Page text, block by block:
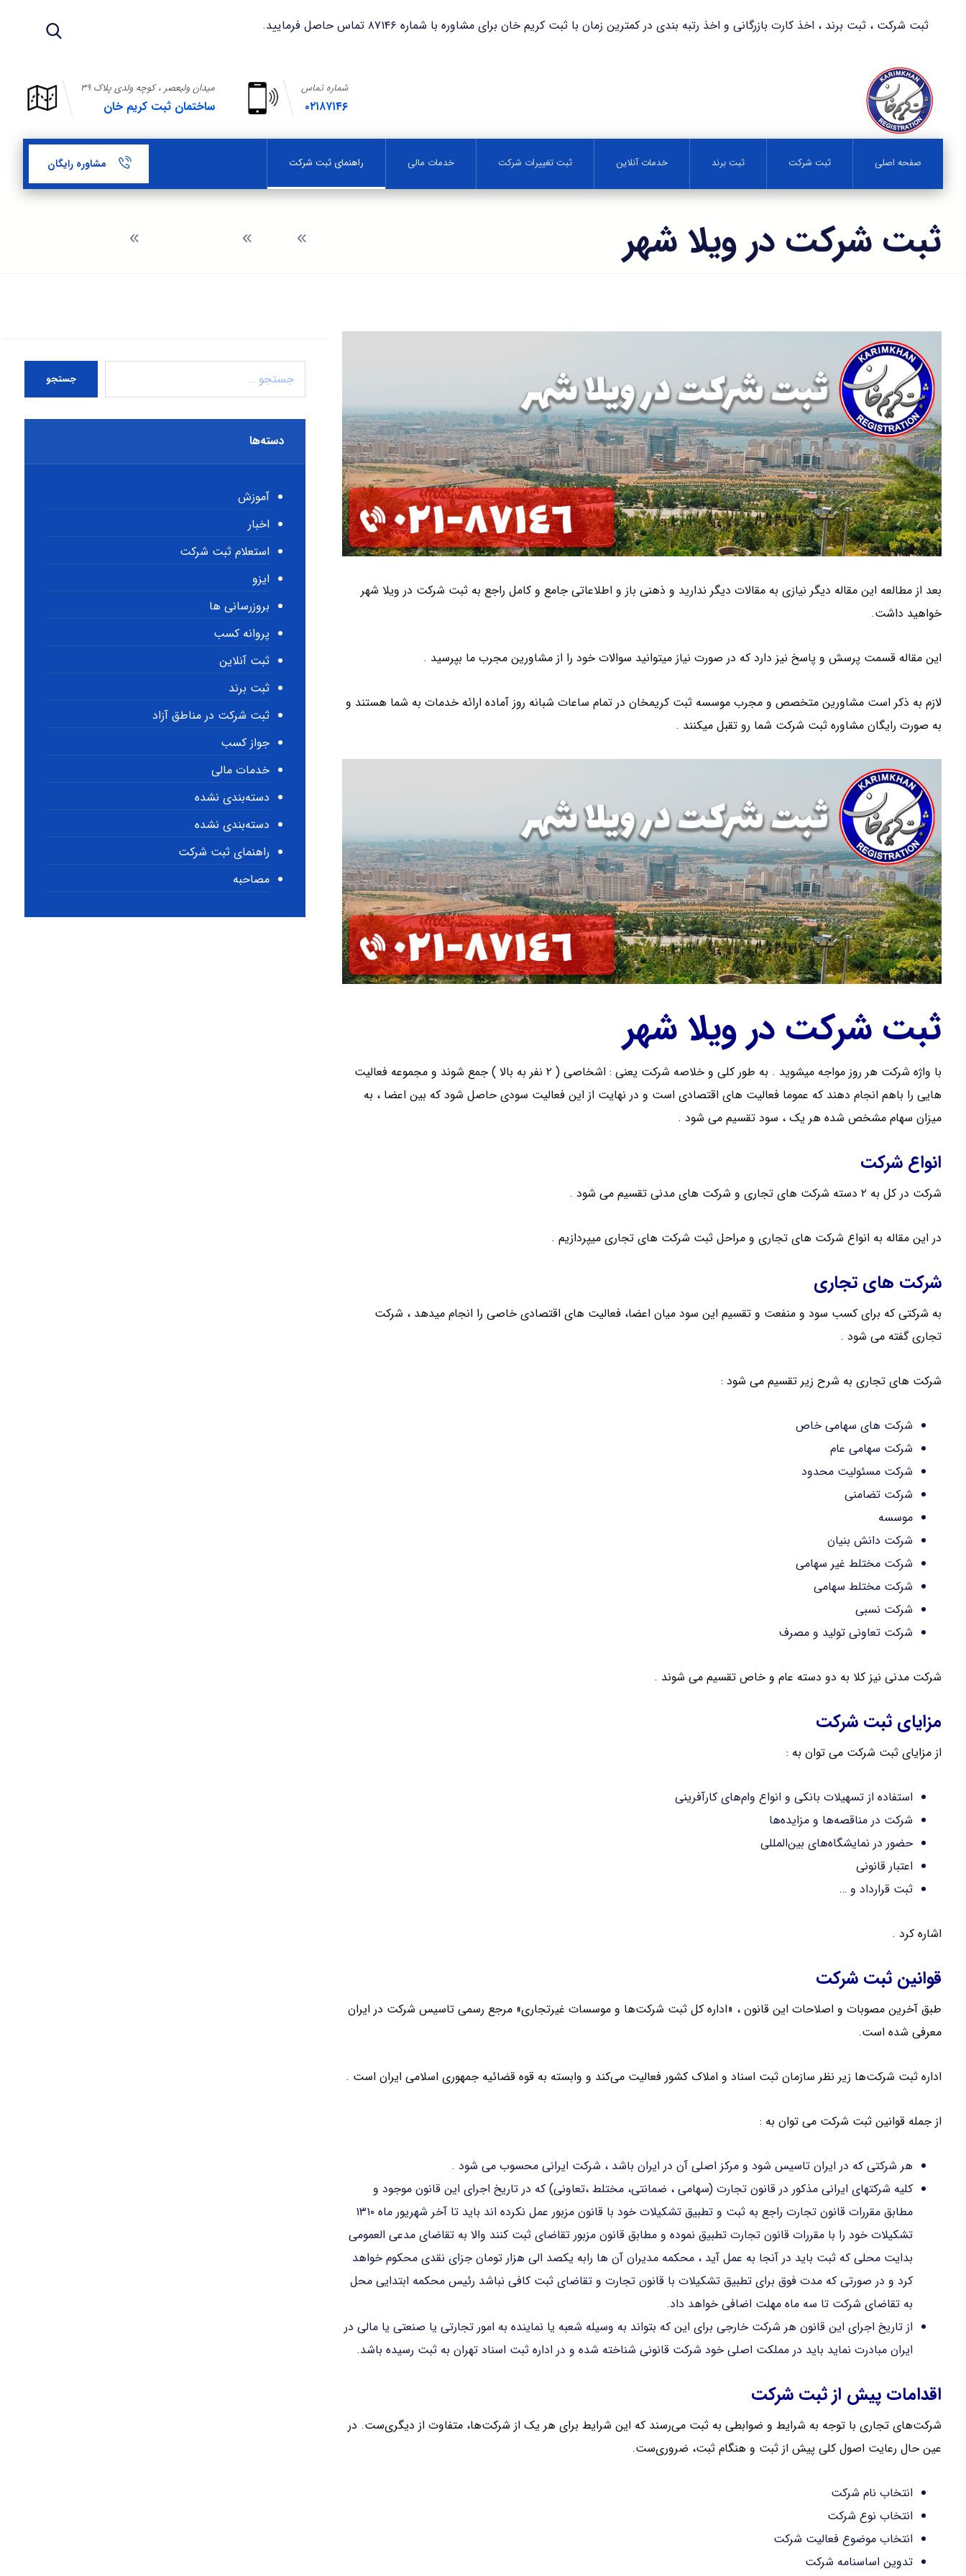
ثبت شرکت ، ثبت برند ، اخذ کارت بازرگانی و اخذ رتبه بندی در کمترین زمان با ثبت کریم خان برای مشاوره با شماره ۸۷۱۴۶ تماس حاصل فرمایید.
میدان ولیعصر ، کوچه ولدی پلاک ۳۹
ساختمان ثبت کریم خان
شماره تماس
۰۲۱۸۷۱۴۶
صفحه اصلی ثبت شرکت ثبت برند خدمات آنلاین ثبت تغییرات شرکت خدمات مالی راهنمای ثبت شرکت مشاوره رایگان
ثبت شرکت در ویلا شهر
بعد از مطالعه این مقاله دیگر نیازی به مقالات دیگر ندارید و ذهنی باز و اطلاعاتی جامع و کامل راجع به ثبت شرکت در ویلا شهر
خواهید داشت.
این مقاله قسمت پرسش و پاسخ نیز دارد که در صورت نیاز میتوانید سوالات خود را از مشاورین مجرب ما بپرسید .
لازم به ذکر است مشاورین متخصص و مجرب موسسه ثبت کریمخان در تمام ساعات شبانه روز آماده ارائه خدمات به شما هستند و
به صورت رایگان مشاوره ثبت شرکت شما رو تقبل میکنند .
ثبت شرکت در ویلا شهر
با واژه شرکت هر روز مواجه میشوید . به طور کلی و خلاصه شرکت یعنی : اشخاصی ( ۲ نفر به بالا ) جمع شوند و مجموعه فعالیت
هایی را باهم انجام دهند که عموما فعالیت های اقتصادی است و در نهایت از این فعالیت سودی حاصل شود که بین اعضا ، به
میزان سهام مشخص شده هر یک ، سود تقسیم می شود .
انواع شرکت
شرکت در کل به ۲ دسته شرکت های تجاری و شرکت های مدنی تقسیم می شود .
در این مقاله به انواع شرکت های تجاری و مراحل ثبت شرکت های تجاری میپردازیم .
شرکت های تجاری
به شرکتی که برای کسب سود و منفعت و تقسیم این سود میان اعضا، فعالیت های اقتصادی خاصی را انجام میدهد ، شرکت
تجاری گفته می شود .
شرکت های تجاری به شرح زیر تقسیم می شود :
شرکت های سهامی خاص
شرکت سهامی عام
شرکت مسئولیت محدود
شرکت تضامنی
موسسه
شرکت دانش بنیان
شرکت مختلط غیر سهامی
شرکت مختلط سهامی
شرکت نسبی
شرکت تعاونی تولید و مصرف
شرکت مدنی نیز کلا به دو دسته عام و خاص تقسیم می شوند .
مزایای ثبت شرکت
از مزایای ثبت شرکت می توان به :
استفاده از تسهیلات بانکی و انواع وام‌های کارآفرینی
شرکت در مناقصه‌ها و مزایده‌ها
حضور در نمایشگاه‌های بین‌المللی
اعتبار قانونی
ثبت قرارداد و …
اشاره کرد .
قوانین ثبت شرکت
طبق آخرین مصوبات و اصلاحات این قانون ، «اداره کل ثبت شرکت‌ها و موسسات غیرتجاری» مرجع رسمی تاسیس شرکت در ایران
معرفی شده است.
اداره ثبت شرکت‌ها زیر نظر سازمان ثبت اسناد و املاک کشور فعالیت می‌کند و وابسته به قوه قضائیه جمهوری اسلامی ایران است .
از جمله قوانین ثبت شرکت می توان به :
هر شرکتی که در ایران تاسیس شود و مرکز اصلی آن در ایران باشد ، شرکت ایرانی محسوب می شود .
کلیه شرکتهای ایرانی مذکور در قانون تجارت (سهامی ، ضمانتی، مختلط ،تعاونی) که در تاریخ اجرای این قانون موجود و
مطابق مقررات قانون تجارت راجع به ثبت و تطبیق تشکیلات خود با قانون مزبور عمل نکرده اند باید تا آخر شهریور ماه ۱۳۱۰
تشکیلات خود را با مقررات قانون تجارت تطبیق نموده و مطابق قانون مزبور تقاضای ثبت کنند والا به تقاضای مدعی العمومی
بدایت محلی که ثبت باید در آنجا به عمل آید ، محکمه مدیران آن ها رابه یکصد الی هزار تومان جزای نقدی محکوم خواهد
کرد و در صورتی که مدت فوق برای تطبیق تشکیلات با قانون تجارت و تقاضای ثبت کافی نباشد رئیس محکمه ابتدایی محل
به تقاضای شرکت تا سه ماه مهلت اضافی خواهد داد.
از تاریخ اجرای این قانون هر شرکت خارجی برای این که بتواند به وسیله شعبه یا نماینده به امور تجارتی یا صنعتی یا مالی در
ایران مبادرت نماید باید در مملکت اصلی خود شرکت قانونی شناخته شده و در اداره ثبت اسناد تهران به ثبت رسیده باشد.
اقدامات پیش از ثبت شرکت
شرکت‌های تجاری با توجه به شرایط و ضوابطی به ثبت می‌رسند که این شرایط برای هر یک از شرکت‌ها، متفاوت از دیگری‌ست. در
عین حال رعایت اصول کلی پیش از ثبت و هنگام ثبت، ضروری‌ست.
انتخاب نام شرکت
انتخاب نوع شرکت
انتخاب موضوع فعالیت شرکت
تدوین اساسنامه شرکت
جستجو
دسته‌ها
آموزش
اخبار
استعلام ثبت شرکت
ایزو
بروزرسانی ها
پروانه کسب
ثبت آنلاین
ثبت برند
ثبت شرکت در مناطق آزاد
جواز کسب
خدمات مالی
دسته‌بندی نشده
دسته‌بندی نشده
راهنمای ثبت شرکت
مصاحبه